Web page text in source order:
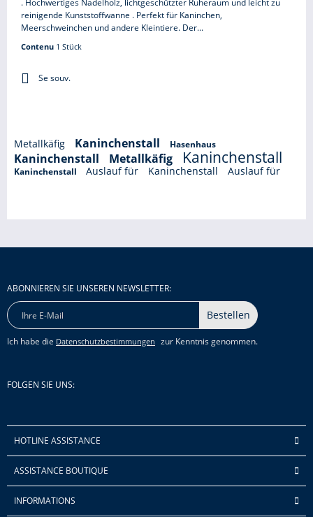
. Hochwertiges Nadelholz, lichtgeschützter Ruheraum und leicht zu
reinigende Kunststoffwanne . Perfekt für Kaninchen,
Meerschweinchen und andere Kleintiere. Der...
Contenu 1 Stück
Se souv.
Metallkäfig Kaninchenstall Hasenhaus
Kaninchenstall Metallkäfig Kaninchenstall
Kaninchenstall Auslauf für Kaninchenstall Auslauf für
ABONNIEREN SIE UNSEREN NEWSLETTER:
Bestellen
Ich habe die Datenschutzbestimmungen zur Kenntnis genommen.
FOLGEN SIE UNS:
HOTLINE ASSISTANCE
ASSISTANCE BOUTIQUE
INFORMATIONS